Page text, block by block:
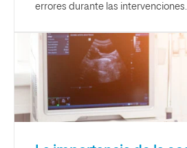
errores durante las intervenciones.